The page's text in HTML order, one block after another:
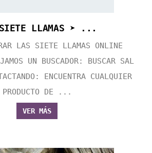
LLAMAS ➤ ...
LAS SIETE LLAMAS ONLINE
UN BUSCADOR: BUSCAR SAL
ENCUENTRA CUALQUIER
PRODUCTO DE ...
VER MÁS